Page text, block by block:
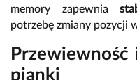
memory zapewnia
potrzebę zmiany pozycji
pianki